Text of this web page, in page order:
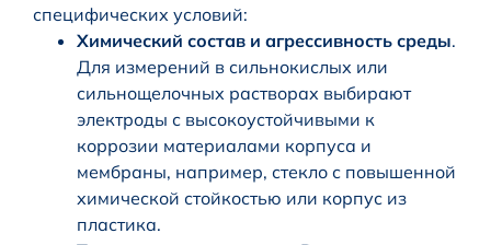
специфических условий:
Химический состав и агрессивность среды.
Для измерений в сильнокислых или
сильнощелочных растворах выбирают
электроды с высокоустойчивыми к
коррозии материалами корпуса и
мембраны, например, стекло с повышенной
химической стойкостью или корпус из
пластика.